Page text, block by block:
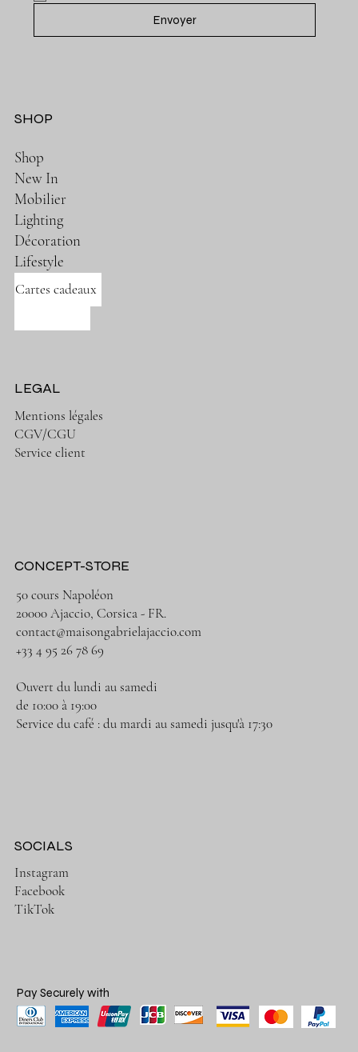
Envoyer
SHOP
Shop
New In
Mobilier
Lighting
Décoration
Lifestyle
Cartes cadeaux
LEGAL
Mentions légales
CGV/CGU
Service client
CONCEPT-STORE
50 cours Napoléon
20000 Ajaccio, Corsica - FR.
contact@maisongabrielajaccio.com
+33 4 95 26 78 69
Ouvert du lundi au samedi
de 10:00 à 19:00
Service du café : du mardi au samedi jusqu'à 17:30
SOCIALS
Instagram
Facebook
TikTok
Pay Securely with